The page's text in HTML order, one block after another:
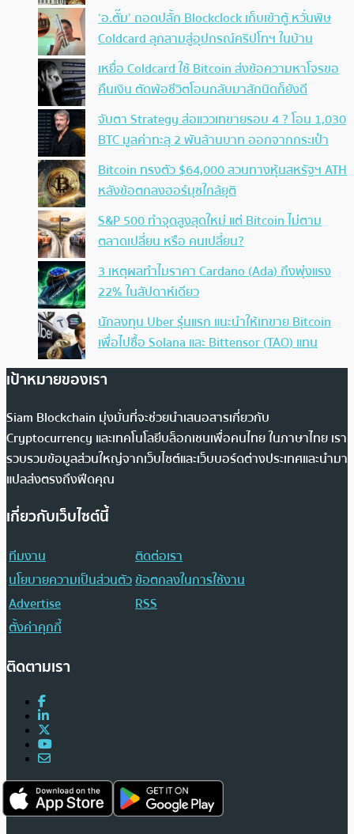
‘อ.ตั๊ม’ ถอดปลั้ก Blockclock เก็บเข้าตู้ หวั่นพิษ
Coldcard ลุกลามสู่อุปกรณ์คริปโทฯ ในบ้าน
เหยื่อ Coldcard ใช้ Bitcoin ส่งข้อความหาโจรขอ
คืนเงิน ตัดพ้อชีวิตโอนกลับมาสักนิดก็ยังดี
จับตา Strategy ส่อแววเทขายรอบ 4 ? โอน 1,030
BTC มูลค่าทะลุ 2 พันล้านบาท ออกจากกระเป๋า
Bitcoin ทรงตัว $64,000 สวนทางหุ้นสหรัฐฯ ATH
หลังข้อตกลงฮอร์มุซใกล้ยุติ
S&P 500 ทำจุดสูงสุดใหม่ แต่ Bitcoin ไม่ตาม
ตลาดเปลี่ยน หรือ คนเปลี่ยน?
3 เหตุผลทำไมราคา Cardano (Ada) ถึงพุ่งแรง
22% ในสัปดาห์เดียว
นักลงทุน Uber รุ่นแรก แนะนำให้เทขาย Bitcoin
เพื่อไปซื้อ Solana และ Bittensor (TAO) แทน
เป้าหมายของเรา
Siam Blockchain มุ่งมั่นที่จะช่วยนำเสนอสารเกี่ยวกับ
Cryptocurrency และเทคโนโลยีบล็อกเชนเพื่อคนไทย ในภาษาไทย เรา
รวบรวมข้อมูลส่วนใหญ่จากเว็บไซต์และเว็บบอร์ดต่างประเทศและนำมา
แปลส่งตรงถึงฟีดคุณ
เกี่ยวกับเว็บไซต์นี้
ทีมงาน
ติดต่อเรา
นโยบายความเป็นส่วนตัวข้อตกลงในการใช้งาน
Advertise
RSS
ตั้งค่าคุกกี้
ติดตามเรา